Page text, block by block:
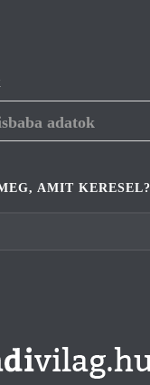
adatok
AMIT KERESEL?